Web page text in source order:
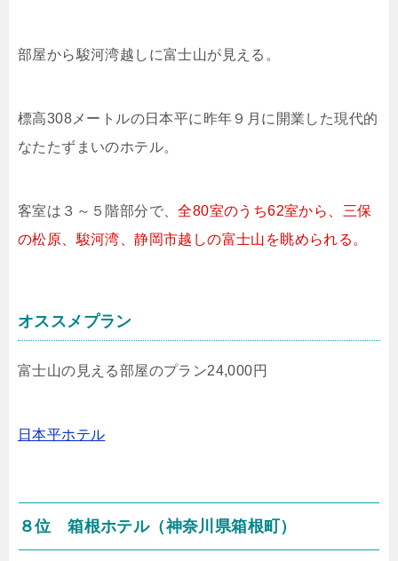
部屋から駿河湾越しに富士山が見える。
標高308メートルの日本平に昨年９月に開業した現代的
なたたずまいのホテル。
客室は３～５階部分で、全80室のうち62室から、三保
の松原、駿河湾、静岡市越しの富士山を眺められる。
オススメプラン
富士山の見える部屋のプラン24,000円
日本平ホテル
８位 箱根ホテル（神奈川県箱根町）